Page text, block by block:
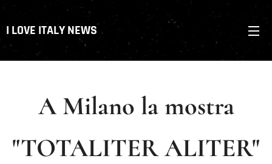
I LOVE ITALY NEWS
A Milano la mostra
"TOTALITER ALITER"